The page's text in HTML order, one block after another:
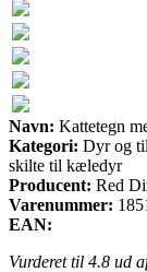
Navn: Kattetegn
Kategori: Dyr og
skilte til kæledyr
Producent: Red
Varenummer:
EAN:
Vurderet til 4.8 ud